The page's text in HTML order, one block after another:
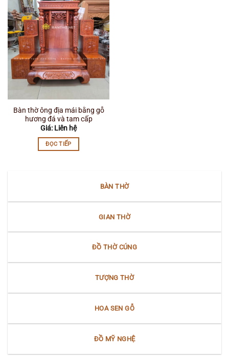
Bàn thờ ông địa mái bằng gỗ
hương đá và tam cấp
Giá: Liên hệ
ĐỌC TIẾP
BÀN THỜ
GIAN THỜ
ĐỒ THỜ CÚNG
TƯỢNG THỜ
HOA SEN GỖ
ĐỒ MỸ NGHỆ